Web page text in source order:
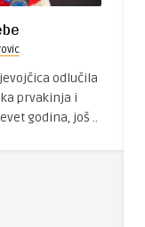
odlučila
prvakinja i
godina, još ..